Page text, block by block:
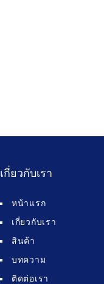
เกี่ยวกับเรา
หน้าแรก
เกี่ยวกับเรา
สินค้า
บทความ
ติดต่อเรา